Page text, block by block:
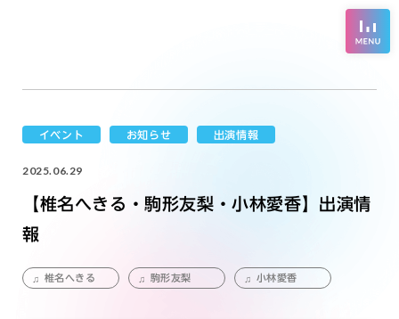
イベント お知らせ 出演情報
2025.06.29
【椎名へきる・駒形友梨・小林愛香】出演情
報
椎名へきる 駒形友梨 小林愛香